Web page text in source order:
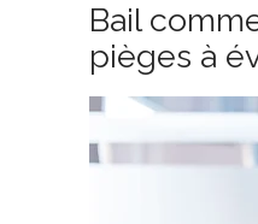
Bail
pièges à